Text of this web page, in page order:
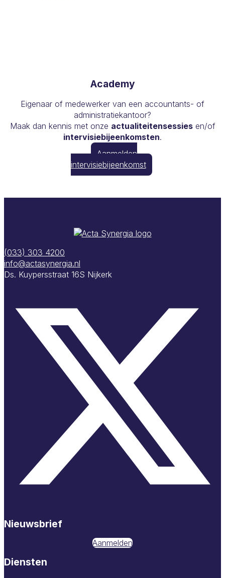
Academy
Eigenaar of medewerker van een accountants- of
administratiekantoor?
Maak dan kennis met onze actualiteitensessiesen/of
intervisiebijeenkomsten.
Aanmelden
intervisiebijeenkomst
(033) 303 4200
info@actasynergia.nl
Ds. Kuypersstraat 16S Nijkerk
Nieuwsbrief
Aanmelden
Diensten